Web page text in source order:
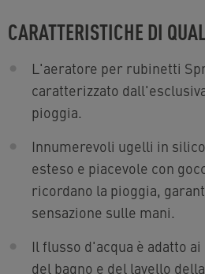
CARATTERISTICHE DI
L'aeratore per rubinetti
caratterizzato
pioggia.
Innumerevoli ugelli in
esteso e piacevole con
ricordano la pioggia,
sensazione sulle mani.
Il flusso d'acqua è adatto
del bagno e del lavello